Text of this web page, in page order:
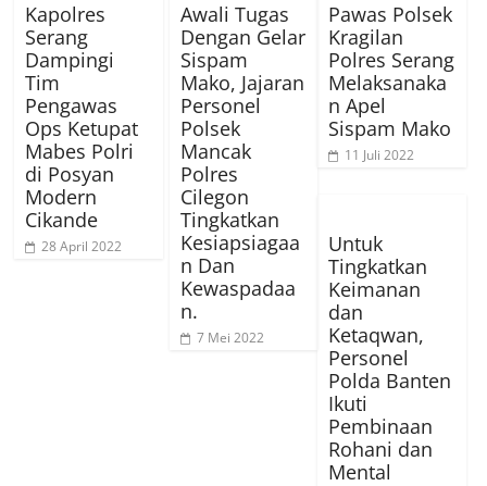
Kapolres
Serang
Dampingi
Tim
Pengawas
Ops Ketupat
Mabes Polri
di Posyan
Modern
Cikande
28 April 2022
Awali Tugas
Dengan Gelar
Sispam
Mako, Jajaran
Personel
Polsek
Mancak
Polres
Cilegon
Tingkatkan
Kesiapsiagaa
n Dan
Kewaspadaa
n.
7 Mei 2022
Pawas Polsek
Kragilan
Polres Serang
Melaksanaka
n Apel
Sispam Mako
11 Juli 2022
Untuk
Tingkatkan
Keimanan
dan
Ketaqwan,
Personel
Polda Banten
Ikuti
Pembinaan
Rohani dan
Mental